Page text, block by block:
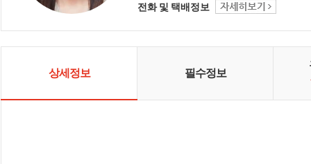
전화 및 택배정보
상세정보 필수정보